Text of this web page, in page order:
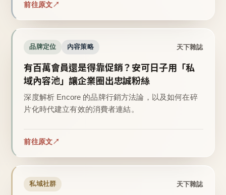
前往原文
品牌定位 內容策略 天下雜誌
有百萬會員還是得靠促銷？安可日子用「私
域內容池」讓企業圈出忠誠粉絲
深度解析 Encore 的品牌行銷方法論，以及如何在碎
片化時代建立有效的消費者連結。
前往原文
私域社群 天下雜誌